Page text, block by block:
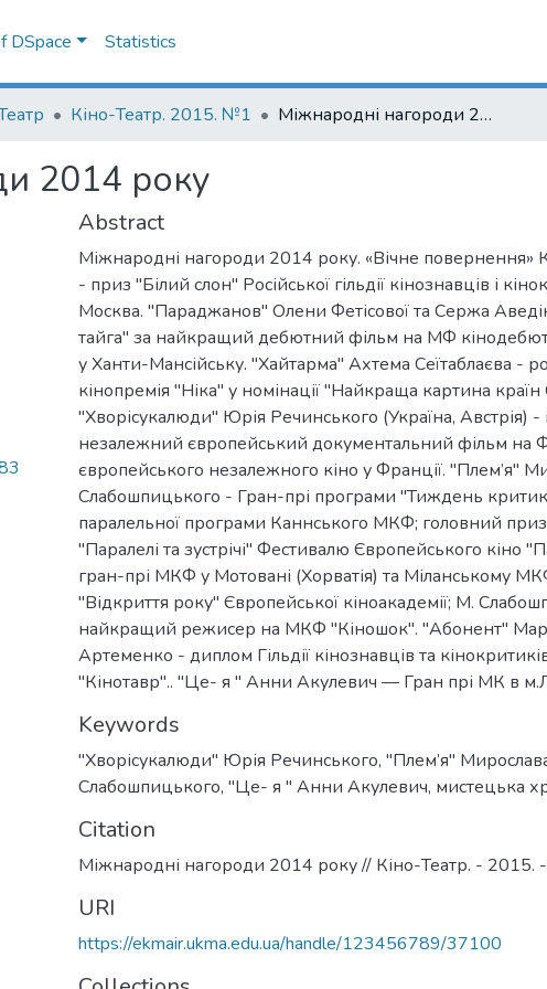
DSpace Statistics
Кіно-Театр. 2015. №1 Міжнародні нагороди 2014 року
2014 року
Abstract
Міжнародні нагороди 2014 року. «Вічне повернення»
- приз "Білий слон" Російської гільдії кінознавців і
Москва. "Параджанов" Олени Фетісової та Сержа
тайга" за найкращий дебютний фільм на МФ
у Ханти-Мансійську. "Хайтарма" Ахтема Сеїтаблаєва -
кінопремія "Ніка" у номінації "Найкраща картина країн
"Хворісукалюди" Юрія Речинського (Україна, Австрія)
незалежний європейський документальний фільм на
європейського незалежного кіно у Франції. "Плем’я"
Слабошпицького - Гран-прі програми "Тиждень
паралельної програми Каннського МКФ; головний приз
"Паралелі та зустрічі" Фестивалю Європейського кіно
гран-прі МКФ у Мотовані (Хорватія) та Міланському
"Відкриття року" Європейської кіноакадемії; М.
найкращий режисер на МКФ "Кіношок". "Абонент"
Артеменко - диплом Гільдії кінознавців та
"Кінотавр".. "Це- я " Анни Акулевич — Гран прі МК в
Keywords
"Хворісукалюди" Юрія Речинського, "Плем’я"
Слабошпицького, "Це- я " Анни Акулевич, мистецька
Citation
Міжнародні нагороди 2014 року // Кіно-Театр. - 2015.
URI
https://ekmair.ukma.edu.ua/handle/123456789/37100